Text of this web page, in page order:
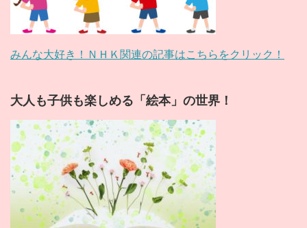
みんな大好き！ＮＨＫ関連の記事はこちらをクリック！
大人も子供も楽しめる「絵本」の世界！